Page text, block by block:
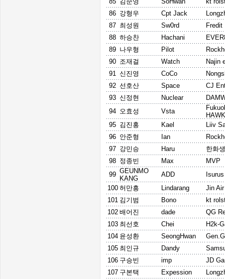
86 강형우 Cpt Jack
87 최성원 Sw0rd
Fredit
88 하승찬 Hachani
89 나우형 Pilot
90 조재걸 Watch
Najin
91 신진영 CoCo
92 선호산 Space
CJ
93 신정현 Nuclear
94 오효성 Vsta
95 김진홍 Kael
Liiv
96 안준형 Ian
97 강민승 Haru
한화
98 정종빈 Max
MVP
99 GEUNMO
KANG
ADD
Isurus
100 허만흥 Lindarang
Jin
101 김기범 Bono
kt
102 배어진 dade
QG
103 최선호 Chei
H2k-
104 윤성환 SeongHwan
105 최인규 Dandy
106 구승빈 imp
JD
107 구본택 Expession